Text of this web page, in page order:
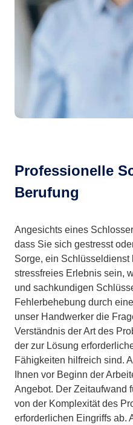
Professionelle
Berufung
Angesichts eines
dass Sie sich gestresst
Sorge, ein Schlüsseldienst
stressfreies Erlebnis sein,
und sachkundigen
Fehlerbehebung durch
unser Handwerker die
Verständnis der Art des
der zur Lösung
Fähigkeiten hilfreich sind.
Ihnen vor Beginn der
Angebot. Der Zeitaufwand
von der Komplexität des
erforderlichen Eingriffs ab.